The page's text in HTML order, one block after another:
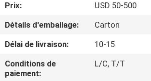
VISITE
DE
L'USINE
Prix:
USD 50-500
Détails d'emballage:
Carton
Délai de livraison:
10-15
Conditions de
paiement:
L/C, T/T